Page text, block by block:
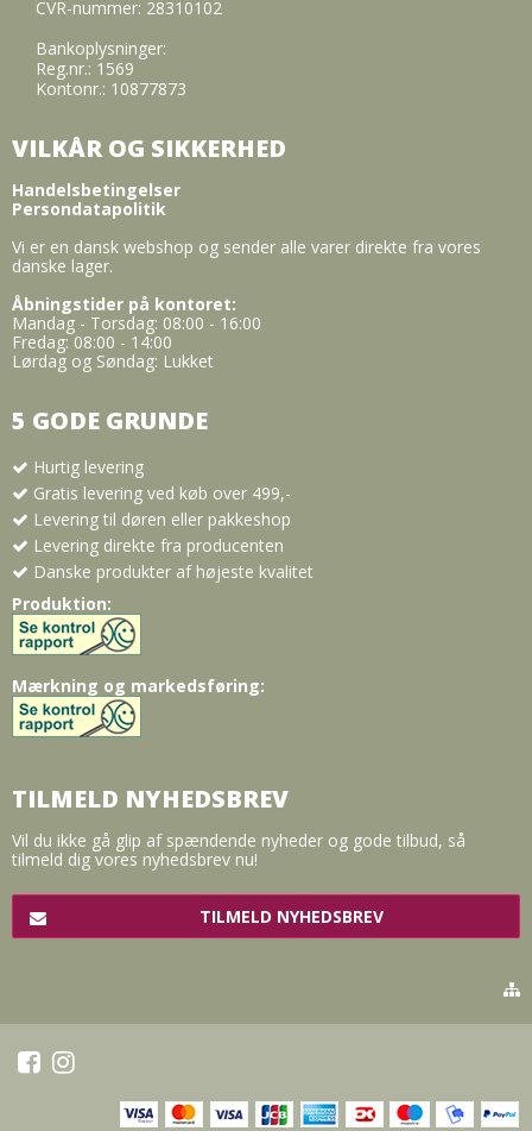
CVR-nummer: 28310102
Bankoplysninger:
Reg.nr.: 1569
Kontonr.: 10877873
VILKÅR OG SIKKERHED
Handelsbetingelser
Persondatapolitik
Vi er en dansk webshop og sender alle varer direkte fra vores
danske lager.
Åbningstider på kontoret:
Mandag - Torsdag: 08:00 - 16:00
Fredag: 08:00 - 14:00
Lørdag og Søndag: Lukket
5 GODE GRUNDE
Hurtig levering
Gratis levering ved køb over 499,-
Levering til døren eller pakkeshop
Levering direkte fra producenten
Danske produkter af højeste kvalitet
Produktion:
Mærkning og markedsføring:
TILMELD NYHEDSBREV
Vil du ikke gå glip af spændende nyheder og gode tilbud, så
tilmeld dig vores nyhedsbrev nu!
TILMELD NYHEDSBREV